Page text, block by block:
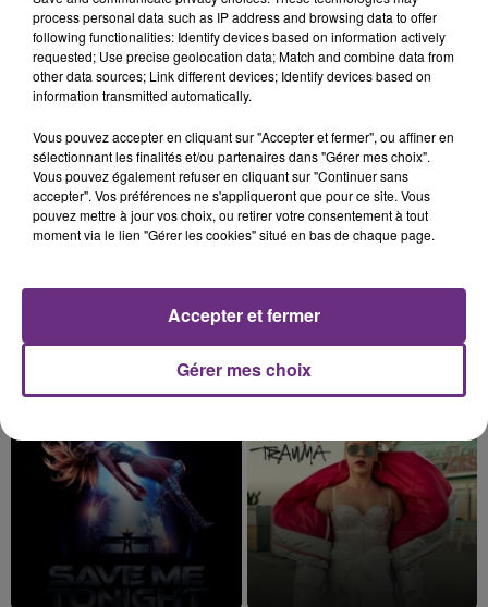
Un feu de remorque s'est déclaré ce mercredi en
fin de matinée sur l'A34.
5 août 2026
VENEZ FÊTER CE WEEK-END
Ce samedi 8 août sera un grand jour :
l'anniversaire du plus gros sanglier du monde.
TITRES DIFFUSÉS
process personal data such as IP address and browsing data to offer
following functionalities: Identify devices based on information actively
requested; Use precise geolocation data; Match and combine data from
other data sources; Link different devices; Identify devices based on
information transmitted automatically.
Vous pouvez accepter en cliquant sur "Accepter et fermer", ou affiner en
sélectionnant les finalités et/ou partenaires dans "Gérer mes choix".
Vous pouvez également refuser en cliquant sur "Continuer sans
accepter". Vos préférences ne s'appliqueront que pour ce site. Vous
pouvez mettre à jour vos choix, ou retirer votre consentement à tout
moment via le lien "Gérer les cookies" situé en bas de chaque page.
Gérer mes choix
Accepter et fermer